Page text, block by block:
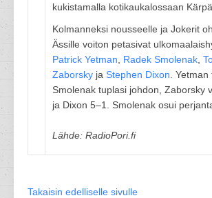
kukistamalla kotikaukalossaan
Kolmanneksi nousseelle ja Jokerit
Ässille voiton petasivat
Patrick Yetman
Radek Smolenak
Zaborsky ja Stephen Dixon .
Smolenak tuplasi johdon, Zaborsky
ja Dixon 5–1. Smolenak osui
Lähde: RadioPori.fi
Takaisin edelliselle sivulle